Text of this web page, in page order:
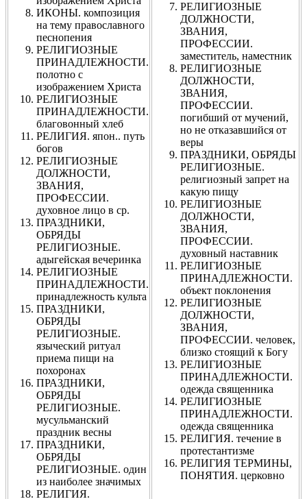
ИКОНЫ. композиция
на тему православного
песнопения
РЕЛИГИОЗНЫЕ
ПРИНАДЛЕЖНОСТИ.
полотно с
изображением Христа
РЕЛИГИОЗНЫЕ
ПРИНАДЛЕЖНОСТИ.
благовонный хлеб
РЕЛИГИЯ. япон.. путь
богов
РЕЛИГИОЗНЫЕ
ДОЛЖНОСТИ,
ЗВАНИЯ,
ПРОФЕССИИ.
духовное лицо в ср.
ПРАЗДНИКИ,
ОБРЯДЫ
РЕЛИГИОЗНЫЕ.
адыгейская вечеринка
РЕЛИГИОЗНЫЕ
ПРИНАДЛЕЖНОСТИ.
принадлежность культа
ПРАЗДНИКИ,
ОБРЯДЫ
РЕЛИГИОЗНЫЕ.
языческий ритуал
приема пищи на
похоронах
ПРАЗДНИКИ,
ОБРЯДЫ
РЕЛИГИОЗНЫЕ.
мусульманский
праздник весны
ПРАЗДНИКИ,
ОБРЯДЫ
РЕЛИГИОЗНЫЕ. один
из наиболее значимых
РЕЛИГИЯ.
РЕЛИГИОЗНЫЕ
ДОЛЖНОСТИ,
ЗВАНИЯ,
ПРОФЕССИИ.
заместитель, наместник
РЕЛИГИОЗНЫЕ
ДОЛЖНОСТИ,
ЗВАНИЯ,
ПРОФЕССИИ.
погибший от мучений,
но не отказавшийся от
веры
ПРАЗДНИКИ, ОБРЯДЫ
РЕЛИГИОЗНЫЕ.
религиозный запрет на
какую пищу
РЕЛИГИОЗНЫЕ
ДОЛЖНОСТИ,
ЗВАНИЯ,
ПРОФЕССИИ.
духовный наставник
РЕЛИГИОЗНЫЕ
ПРИНАДЛЕЖНОСТИ.
объект поклонения
РЕЛИГИОЗНЫЕ
ДОЛЖНОСТИ,
ЗВАНИЯ,
ПРОФЕССИИ. человек,
близко стоящий к Богу
РЕЛИГИОЗНЫЕ
ПРИНАДЛЕЖНОСТИ.
одежда священника
РЕЛИГИОЗНЫЕ
ПРИНАДЛЕЖНОСТИ.
одежда священника
РЕЛИГИЯ. течение в
протестантизме
РЕЛИГИЯ ТЕРМИНЫ,
ПОНЯТИЯ. церковно